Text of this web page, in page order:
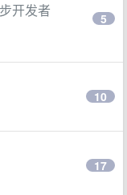
开发者
5
10
17